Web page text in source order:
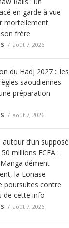
en garde à vue
mortellement
frère
août 7, 2026
du Hadj 2027 :: les
saoudiennes
préparation
août 7, 2026
d’un supposé
millions FCFA :
dément
la Lonase
poursuites contre
de cette info
août 7, 2026